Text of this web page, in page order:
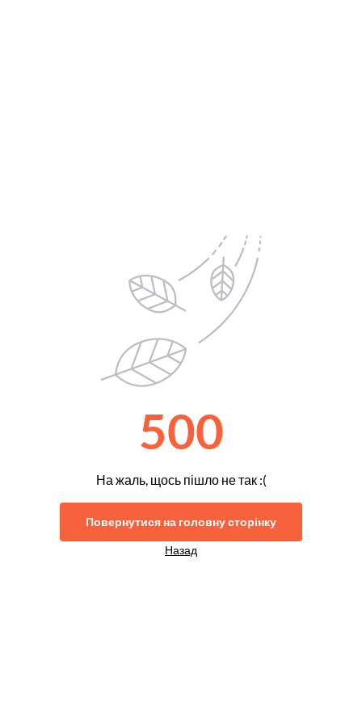
500
На жаль, щось пішло не так :(
Повернутися на головну сторінку
Назад